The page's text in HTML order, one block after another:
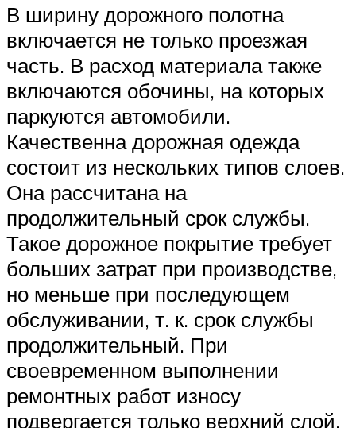
В ширину дорожного полотна
включается не только проезжая
часть. В расход материала также
включаются обочины, на которых
паркуются автомобили.
Качественна дорожная одежда
состоит из нескольких типов слоев.
Она рассчитана на
продолжительный срок службы.
Такое дорожное покрытие требует
больших затрат при производстве,
но меньше при последующем
обслуживании, т. к. срок службы
продолжительный. При
своевременном выполнении
ремонтных работ износу
подвергается только верхний слой.